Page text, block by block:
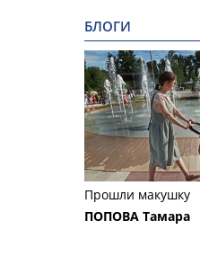
БЛОГИ
Прошли макушку
ПОПОВА Тамара